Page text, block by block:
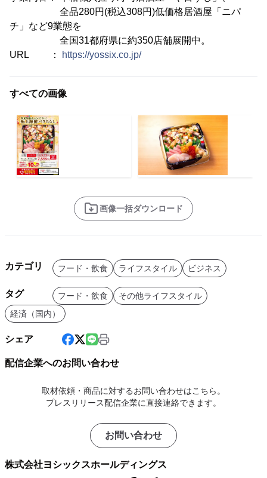
全品280円(税込308円)低価格居酒屋「ニパ
チ」など9業態を
全国31都府県に約350店舗展開中。
URL ：
https://yossix.co.jp/
すべての画像
画像一括ダウンロード
カテゴリ フード・飲食 ライフスタイル ビジネス
タグ フード・飲食
その他ライフスタイル
経済（国内）
シェア
配信企業へのお問い合わせ
取材依頼・商品に対するお問い合わせはこちら。
プレスリリース配信企業に直接連絡できます。
お問い合わせ
株式会社ヨシックスホールディングス